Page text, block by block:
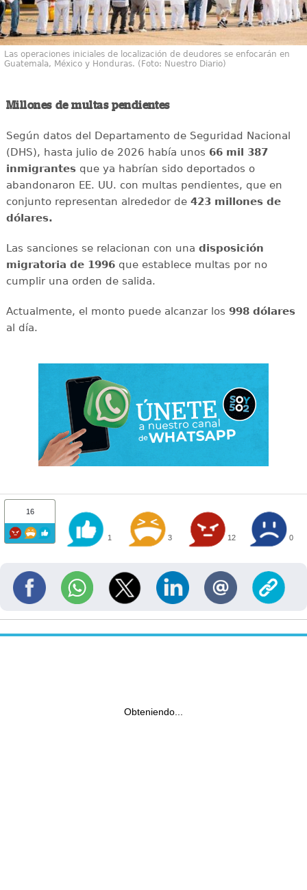
Las operaciones iniciales de localización de deudores se enfocarán en
Guatemala, México y Honduras. (Foto: Nuestro Diario)
Millones de multas pendientes
Según datos del Departamento de Seguridad Nacional
(DHS), hasta julio de 2026 había unos 66 mil 387
inmigrantesque ya habrían sido deportados o
abandonaron EE. UU. con multas pendientes, que en
conjunto representan alrededor de 423 millones de
dólares.
Las sanciones se relacionan con una disposición
migratoria de 1996que establece multas por no
cumplir una orden de salida.
Actualmente, el monto puede alcanzar los 998 dólares
al día.
16
1 3 12 0
Obteniendo...